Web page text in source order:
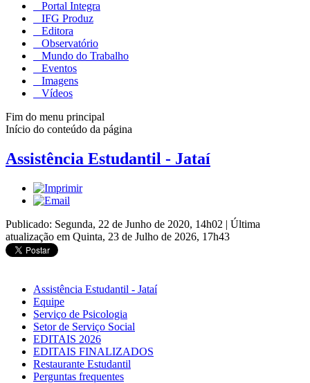
Portal Integra
IFG Produz
Editora
Observatório
Mundo do Trabalho
Eventos
Imagens
Vídeos
Fim do menu principal
Início do conteúdo da página
Assistência Estudantil - Jataí
Publicado: Segunda, 22 de Junho de 2020, 14h02 | Última
atualização em Quinta, 23 de Julho de 2026, 17h43
Assistência Estudantil - Jataí
Equipe
Serviço de Psicologia
Setor de Serviço Social
EDITAIS 2026
EDITAIS FINALIZADOS
Restaurante Estudantil
Perguntas frequentes